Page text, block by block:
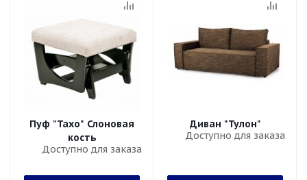
Пуф "Тахо" Слоновая
кость
Доступно для заказа
Диван "Тулон"
Доступно для заказа